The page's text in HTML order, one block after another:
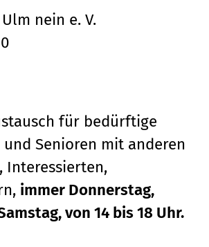
nein e. V.
für bedürftige
Senioren mit anderen
Interessierten,
immer Donnerstag,
von 14 bis 18 Uhr.